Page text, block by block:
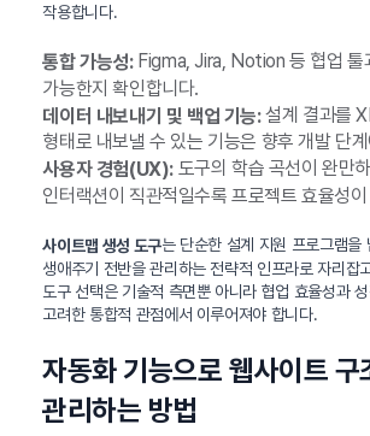
작용합니다.
통합 가능성:Figma, Jira, Notion 등 협업 툴
가능한지 확인합니다.
데이터 내보내기 및 백업 기능:설계 결과를
형태로 내보낼 수 있는 기능은 향후 개발 단
사용자 경험(UX):도구의 학습 곡선이 완만
인터랙션이 직관적일수록 프로젝트 효율성
사이트맵 생성 도구는 단순한 설계 지원 프로그램을
생애주기 전반을 관리하는 전략적 인프라로 자리잡
도구 선택은 기술적 측면뿐 아니라 협업 효율성과 성
고려한 통합적 관점에서 이루어져야 합니다.
자동화 기능으로 웹사이트 구
관리하는 방법